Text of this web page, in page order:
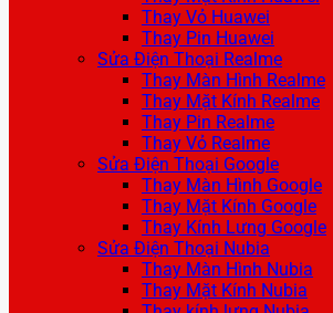
Thay Vỏ Huawei
Thay Pin Huawei
Sửa Điện Thoại Realme
Thay Màn Hình Realme
Thay Mặt Kính Realme
Thay Pin Realme
Thay Vỏ Realme
Sửa Điện Thoại Google
Thay Màn Hình Google
Thay Mặt Kính Google
Thay Kính Lưng Google
Sửa Điện Thoại Nubia
Thay Màn Hình Nubia
Thay Mặt Kính Nubia